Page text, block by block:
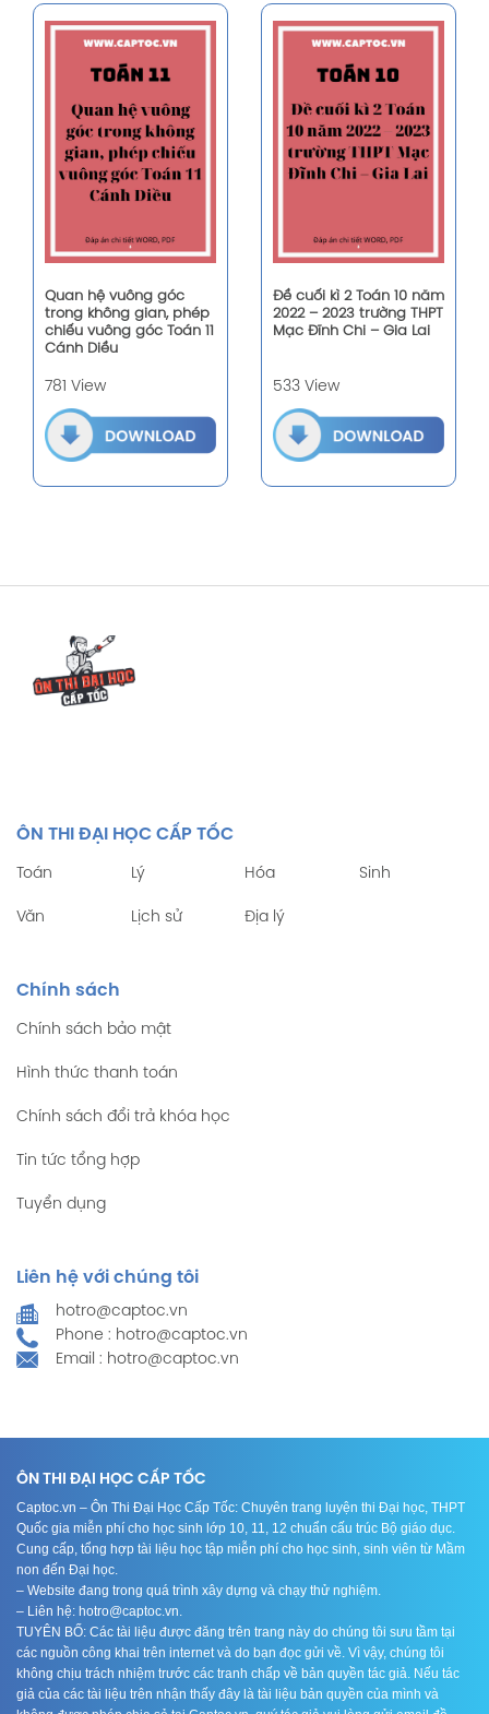
Quan hệ vuông góc
trong không gian, phép
chiếu vuông góc Toán 11
Cánh Diều
781 View
Đề cuối kì 2 Toán 10 năm
2022 – 2023 trường THPT
Mạc Đĩnh Chi – Gia Lai
533 View
ÔN THI ĐẠI HỌC CẤP TỐC
Toán Lý Hóa Sinh
Văn Lịch sử Địa lý
Chính sách
Chính sách bảo mật
Hình thức thanh toán
Chính sách đổi trả khóa học
Tin tức tổng hợp
Tuyển dụng
Liên hệ với chúng tôi
hotro@captoc.vn
Phone : hotro@captoc.vn
Email : hotro@captoc.vn
ÔN THI ĐẠI HỌC CẤP TỐC
Captoc.vn – Ôn Thi Đại Học Cấp Tốc: Chuyên trang luyện thi Đại học, THPT
Quốc gia miễn phí cho học sinh lớp 10, 11, 12 chuẩn cấu trúc Bộ giáo dục.
Cung cấp, tổng hợp tài liệu học tập miễn phí cho học sinh, sinh viên từ Mầm
non đến Đại học.
– Website đang trong quá trình xây dựng và chạy thử nghiệm.
– Liên hệ: hotro@captoc.vn.
TUYÊN BỐ: Các tài liệu được đăng trên trang này do chúng tôi sưu tầm tại
các nguồn công khai trên internet và do bạn đọc gửi về. Vì vậy, chúng tôi
không chịu trách nhiệm trước các tranh chấp về bản quyền tác giả. Nếu tác
giả của các tài liệu trên nhận thấy đây là tài liệu bản quyền của mình và